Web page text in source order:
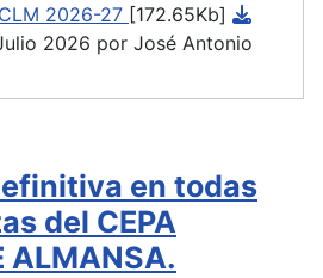
2026-27 [172.65Kb]
2026 por José Antonio
en todas
del CEPA
ALMANSA.